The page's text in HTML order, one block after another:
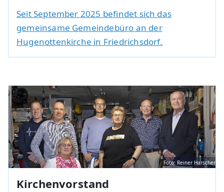
Seit September 2025 befindet sich das
gemeinsame Gemeindebüro an der
Hugenottenkirche in Friedrichsdorf.
Foto: Reiner Harscher
Kirchenvorstand